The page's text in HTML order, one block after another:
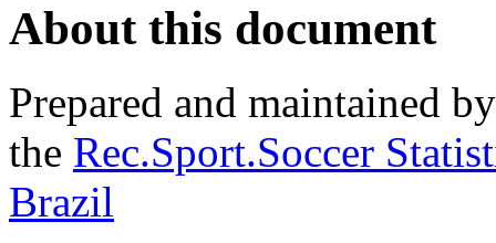
About this document
Prepared and maintained
the Rec.Sport.Soccer
Brazil